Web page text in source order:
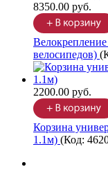
8350.00 руб.
Велокрепление
велосипедов)
2200.00 руб.
Корзина
1.1м) (Код: